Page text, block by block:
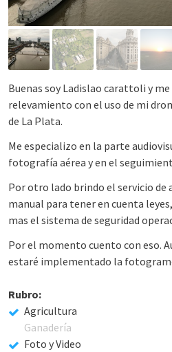
Buenas soy Ladislao carattoli y
relevamiento con el uso de mi
de La Plata.
Me especializo en la parte
fotografía aérea y en el
Por otro lado brindo el servicio de
manual para tener en cuenta
mas el sistema de seguridad
Por el momento cuento con eso.
estaré implementado la
Rubro:
Agricultura
Ganadería
Foto y Video